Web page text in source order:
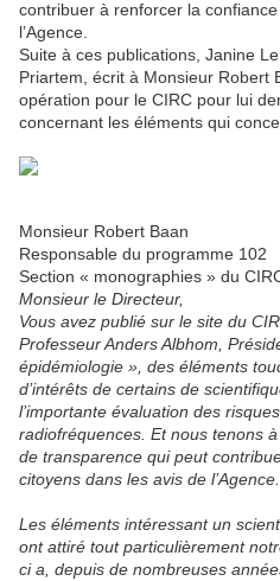
contribuer à renforcer la
l’Agence.
Suite à ces publications, Janine
Priartem, écrit à Monsieur Robert
opération pour le CIRC pour lui
concernant les éléments qui
Monsieur Robert Baan
Responsable du programme 102
Section « monographies » du
Monsieur le Directeur,
Vous avez publié sur le site du
Professeur Anders Albhom,
épidémiologie », des éléments
d’intérêts de certains de
l’importante évaluation des
radiofréquences. Et nous tenons
de transparence qui peut
citoyens dans les avis de l’Agence.
Les éléments intéressant un
ont attiré tout particulièrement
ci a, depuis de nombreuses